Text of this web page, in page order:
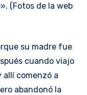
(Fotos de la web
su madre fue
cuando viajo
allí comenzó a
abandonó la